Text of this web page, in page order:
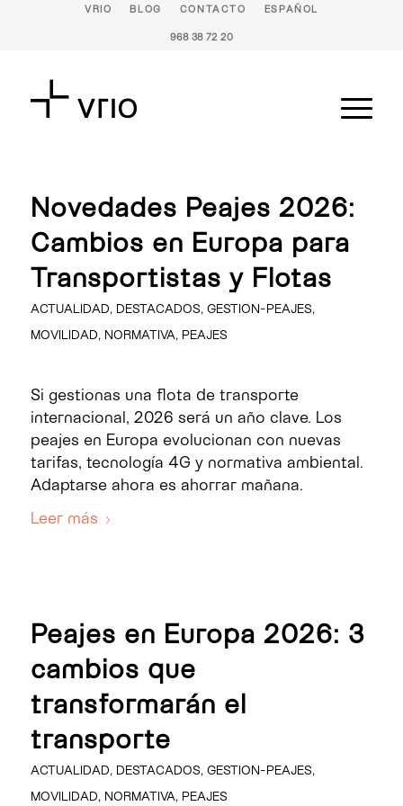
VRIO BLOG CONTACTO ESPAÑOL
968 38 72 20
Novedades Peajes 2026:
Cambios en Europa para
Transportistas y Flotas
ACTUALIDAD, DESTACADOS, GESTION-PEAJES,
MOVILIDAD, NORMATIVA, PEAJES
Si gestionas una flota de transporte
internacional, 2026 será un año clave. Los
peajes en Europa evolucionan con nuevas
tarifas, tecnología 4G y normativa ambiental.
Adaptarse ahora es ahorrar mañana.
Leer más
Peajes en Europa 2026: 3
cambios que
transformarán el
transporte
ACTUALIDAD, DESTACADOS, GESTION-PEAJES,
MOVILIDAD, NORMATIVA, PEAJES